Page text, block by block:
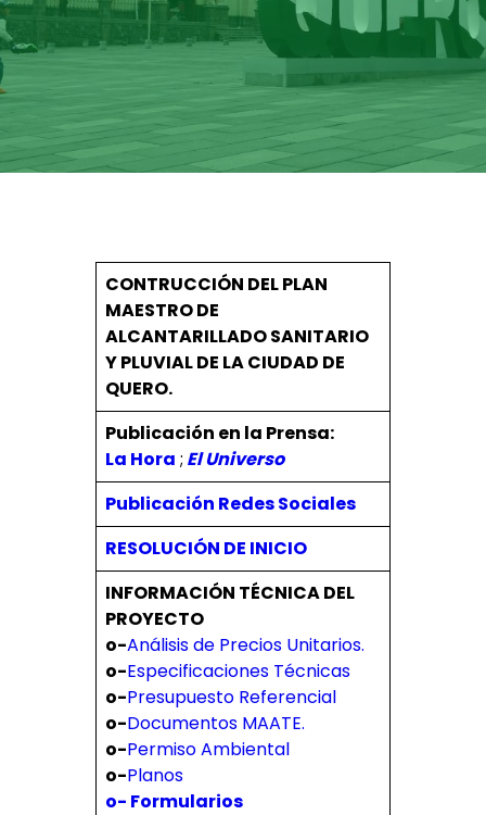
CONTRUCCIÓN DEL PLAN
MAESTRO DE
ALCANTARILLADO SANITARIO
Y PLUVIAL DE LA CIUDAD DE
QUERO.
Publicación en la Prensa:
La Hora ; El Universo
Publicación Redes Sociales
RESOLUCIÓN DE INICIO
INFORMACIÓN TÉCNICA DEL
PROYECTO
o-Análisis de Precios Unitarios.
o-Especificaciones Técnicas
o-Presupuesto Referencial
o-Documentos MAATE.
o-Permiso Ambiental
o-Planos
o- Formularios